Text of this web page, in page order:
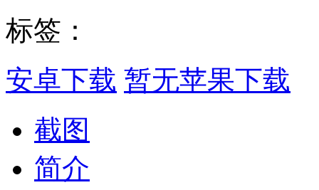
标签：
安卓下载 暂无苹果下载
截图
简介